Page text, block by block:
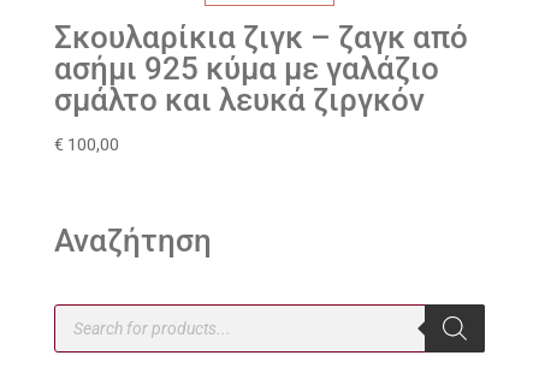
Σκουλαρίκια ζιγκ – ζαγκ από
ασήμι 925 κύμα με γαλάζιο
σμάλτο και λευκά ζιργκόν
€ 100,00
Αναζήτηση
Products
search